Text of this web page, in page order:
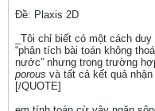
Ðề: Plaxis 2D
_Tôi chỉ biết có một cách
“phân tích bài toán không
nước” nhưng trong trường
porous và tất cả kết quả
[/QUOTE]